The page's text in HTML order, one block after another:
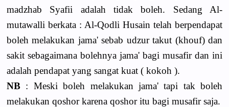
madzhab Syafii adalah tidak boleh. Sedang Al-
mutawalli berkata : Al-Qodli Husain telah berpendapat
boleh melakukan jama' sebab udzur takut (khouf) dan
sakit sebagaimana bolehnya jama' bagi musafir dan ini
adalah pendapat yang sangat kuat ( kokoh ).
NB : Meski boleh melakukan jama' tapi tak boleh
melakukan qoshor karena qoshor itu bagi musafir saja.